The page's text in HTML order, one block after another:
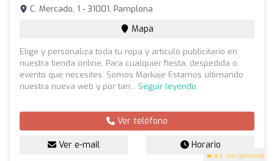
3.7 (54 opiniones)
C. Mercado, 1 - 31001, Pamplona
Mapa
Elige y personaliza toda tu ropa y articulo publicitario en
nuestra tienda online. Para cualquier fiesta, despedida o
evento que necesites. Somos Markaje Estamos ultimando
nuestra nueva web y por tan... Seguir leyendo
Ver teléfono
Ver e-mail Horario